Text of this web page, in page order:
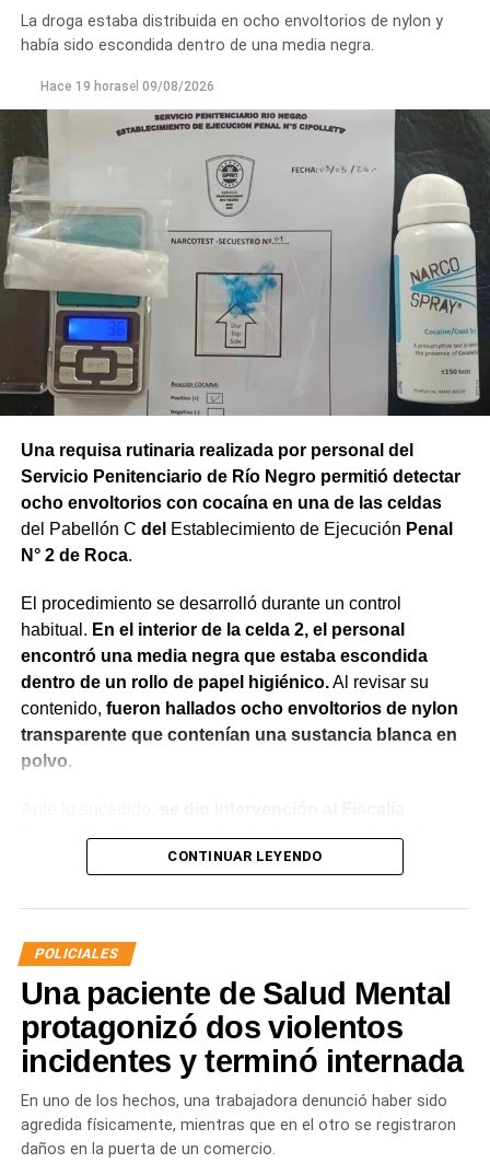
La droga estaba distribuida en ocho envoltorios de nylon y
había sido escondida dentro de una media negra.
Hace 19 horasel 09/08/2026
Una requisa rutinaria realizada por personal del
Servicio Penitenciario de Río Negro permitió detectar
ocho envoltorios con cocaína en una de las celdas
del Pabellón C del Establecimiento de Ejecución Penal
N° 2 de Roca.
El procedimiento se desarrolló durante un control
habitual. En el interior de la celda 2, el personal
encontró una media negra que estaba escondida
dentro de un rollo de papel higiénico.Al revisar su
contenido, fueron hallados ocho envoltorios de nylon
transparente que contenían una sustancia blanca en
polvo.
Federal de Roca que ordenó el secuestro de la droga.
La sustancia fue sometida a un análisis orientativo
para cocaína. Posteriormente,el pesaje determinó un
total de 3,6 gramos.
El procedimiento forma parte de los controles que el
Servicio Penitenciario de Río Negro realiza de manera
permanente dentro de los establecimientos carcelarios,
con el objetivo de detectar elementos y sustancias
prohibidas y garantizar las condiciones de seguridad.
CONTINUAR LEYENDO
POLICIALES
Una paciente de Salud Mental
protagonizó dos violentos
incidentes y terminó internada
En uno de los hechos, una trabajadora denunció haber sido
agredida físicamente, mientras que en el otro se registraron
daños en la puerta de un comercio.